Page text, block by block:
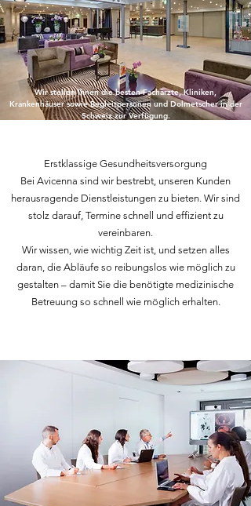
Wir stellen Ihnen die besten Fachärzte, Kliniken,
Krankenhäuser sowie Begleitpersonen und Dolmetscher in der
Schweiz zur Verfügung.
Erstklassige Gesundheitsversorgung
Bei Avicenna sind wir bestrebt, unseren Kunden
herausragende Dienstleistungen zu bieten. Wir sind
stolz darauf, Termine schnell und effizient zu
vereinbaren.
Wir wissen, wie wichtig Zeit ist, und setzen alles
daran, die Abläufe so reibungslos wie möglich zu
gestalten – damit Sie die benötigte medizinische
Betreuung so schnell wie möglich erhalten.